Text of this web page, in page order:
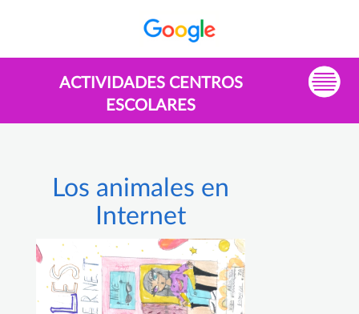
ACTIVIDADES CENTROS
ESCOLARES
Los animales en
Internet